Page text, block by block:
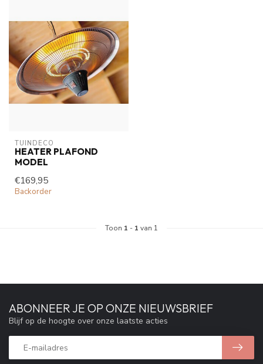
TUINDECO
HEATER PLAFOND
MODEL
€169,95
Backorder
Toon 1 - 1 van 1
ABONNEER JE OP ONZE NIEUWSBRIEF
Blijf op de hoogte over onze laatste acties